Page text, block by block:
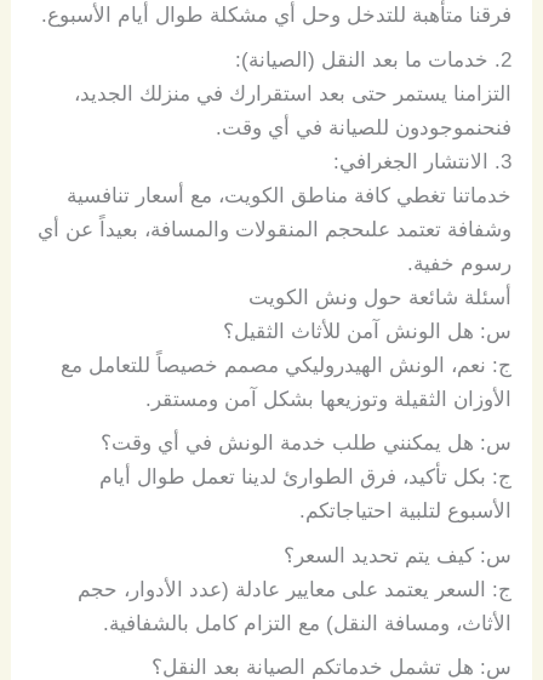
فرقنا متأهبة للتدخل وحل أي مشكلة طوال أيام الأسبوع.
2.
خدمات ما بعد النقل ( الصيانة):
التزامنا يستمر حتى بعد استقرارك في منزلك
الجديد،
فنحنموجودون للصيانة في أي وقت.
3.
الانتشار الجغرافي:
خدماتنا تغطي كافة مناطق الكويت، مع أسعار تنافسية
وشفافة تعتمد علىحجم المنقولات والمسافة، بعيداً عن
أي
رسوم خفية.
أسئلة شائعة حول ونش الكويت
س: هل الونش آمن للأثاث
الثقيل؟
ج: نعم، الونش الهيدروليكي مصمم خصيصاً للتعامل مع
الأوزان
الثقيلة وتوزيعها بشكل آمن ومستقر .
س: هل يمكنني طلب خدمة الونش في أي وقت؟
ج: بكل تأكيد، فرق الطوارئ لدينا تعمل طوال
أيام
الأسبوع لتلبية احتياجاتكم.
س:كيف يتم تحديد
السعر؟
ج: السعر يعتمد على معايير عادلة (عدد الأدوار، حجم
الأثاث، ومسافة النقل) مع التزام كامل بالشفافية.
س: هل تشمل خدماتكم الصيانة بعد النقل؟